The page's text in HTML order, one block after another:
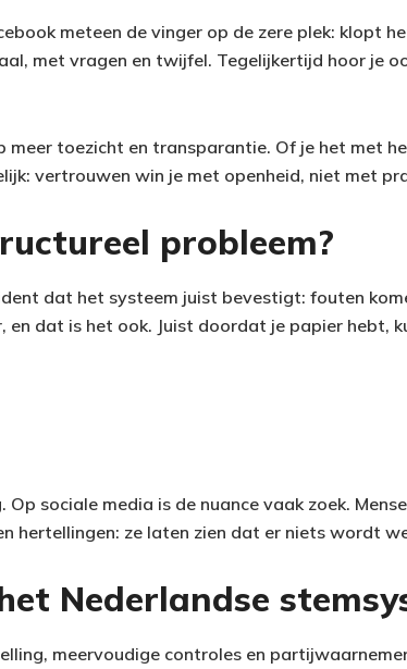
meteen de vinger op de zere plek: klopt
met vragen en twijfel. Tegelijkertijd hoor je
meer toezicht en transparantie. Of je het met
vertrouwen win je met openheid, niet met
probleem?
dat het systeem juist bevestigt: fouten
en dat is het ook. Juist doordat je papier hebt,
sociale media is de nuance vaak zoek.
hertellingen: ze laten zien dat er niets wordt
Nederlandse
meervoudige controles en